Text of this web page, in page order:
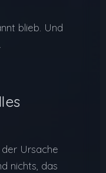
blieb. Und
Ursache
nichts, das